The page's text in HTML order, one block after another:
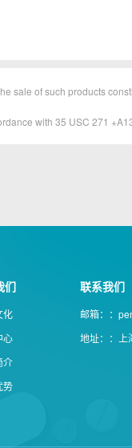
sale of such products
with 35 USC 271
们
化
心
介
势
联系我们
邮箱：：
地址：：上